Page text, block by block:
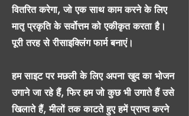
वितरित करेगा, जो एक साथ काम करने के लिए
मातृ प्रकृति के सर्वोत्तम को एकीकृत करता है।
पूरी तरह से रीसाइक्लिंग फार्म बनाएं।
हम साइट पर मछली के लिए अपना खुद का भोजन
उगाने जा रहे हैं, फिर हम जो कुछ भी उगाते हैं उसे
खिलाते हैं, मीलों तक काटते हुए हमें प्राप्त करने